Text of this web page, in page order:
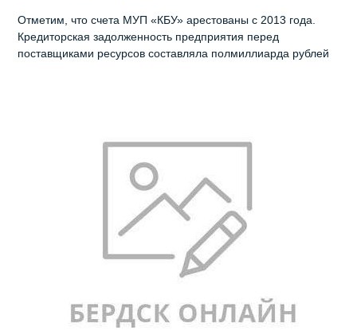
Отметим, что счета МУП «КБУ» арестованы с 2013 года.
Кредиторская задолженность предприятия перед
поставщиками ресурсов составляла полмиллиарда рублей